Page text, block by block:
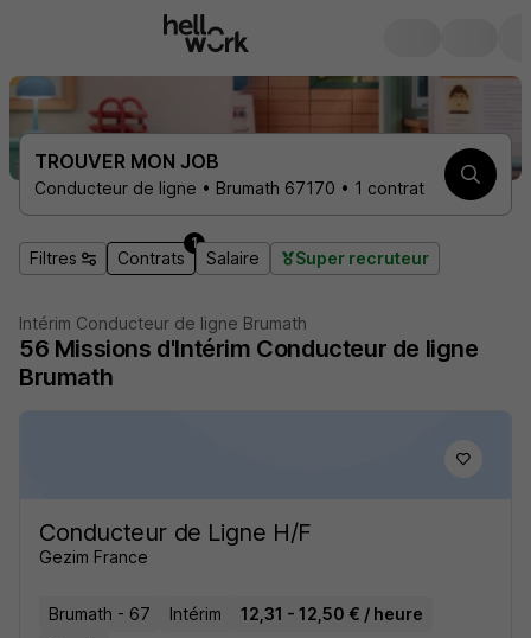
TROUVER MON JOB
Conducteur de ligne • Brumath 67170 • 1 contrat
Filtres Contrats
1
Salaire Super recruteur
Intérim Conducteur de ligne Brumath
56 Missions d'Intérim Conducteur de ligne
Brumath
Conducteur de Ligne H/F
Gezim France
Brumath - 67 Intérim
12,31 - 12,50 € / heure